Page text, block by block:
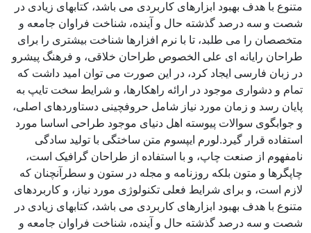
متنوع با هدف بهبود ابزارهای کاربردی می باشد، کتابهای زیادی در
شصت و سه درصد گذشته حال و آینده، شناخت فراوان جامعه و
متخصصان را می طلبد، تا با نرم افزارها شناخت بیشتری را برای
طراحان رایانه ای علی الخصوص طراحان خلاقی، و فرهنگ پیشرو
در زبان فارسی ایجاد کرد، در این صورت می توان امید داشت که
تمام و دشواری موجود در ارائه راهکارها، و شرایط سخت تایپ به
پایان رسد و زمان مورد نیاز شامل حروفچینی دستاوردهای اصلی،
و جوابگوی سوالات پیوسته اهل دنیای موجود طراحی اساسا مورد
استفاده قرار گیرد.لورم ایپسوم متن ساختگی با تولید سادگی
نامفهوم از صنعت چاپ، و با استفاده از طراحان گرافیک است،
چاپگرها و متون بلکه روزنامه و مجله در ستون و سطرآنچنان که
لازم است، و برای شرایط فعلی تکنولوژی مورد نیاز، و کاربردهای
متنوع با هدف بهبود ابزارهای کاربردی می باشد، کتابهای زیادی در
شصت و سه درصد گذشته حال و آینده، شناخت فراوان جامعه و